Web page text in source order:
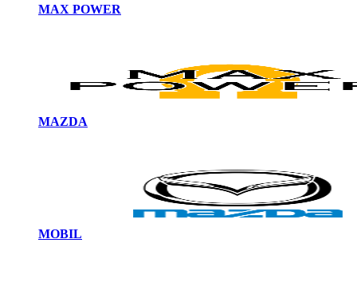
MAX POWER
MAZDA
MOBIL